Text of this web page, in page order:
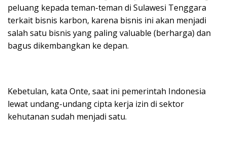
peluang kepada teman-teman di Sulawesi Tenggara
terkait bisnis karbon, karena bisnis ini akan menjadi
salah satu bisnis yang paling valuable (berharga) dan
bagus dikembangkan ke depan.
Kebetulan, kata Onte, saat ini pemerintah Indonesia
lewat undang-undang cipta kerja izin di sektor
kehutanan sudah menjadi satu.